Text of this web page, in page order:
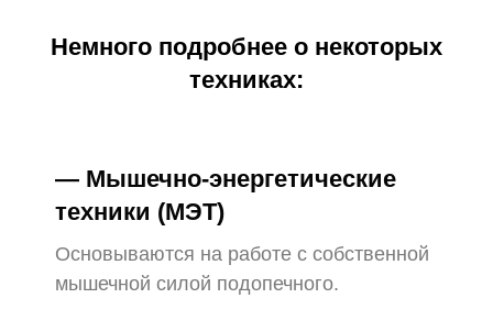
Немного подробнее о некоторых
техниках:
— Мышечно-энергетические
техники (МЭТ)
Основываются на работе с собственной
мышечной силой подопечного.